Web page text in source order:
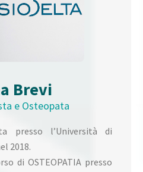
Brevi
e Osteopata
presso l’Università di
2018.
di OSTEOPATIA presso